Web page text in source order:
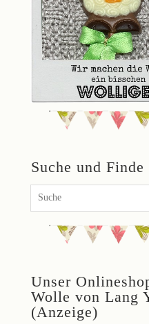
Suche und Finde
Unser
Wolle von Lang
(Anzeige)